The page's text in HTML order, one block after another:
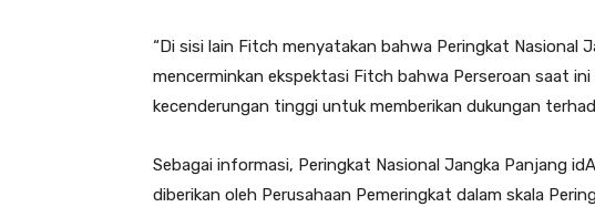
“Di sisi lain Fitch menyatakan bahwa Peringkat Nasional
mencerminkan ekspektasi Fitch bahwa Perseroan saat
kecenderungan tinggi untuk memberikan dukungan
Sebagai informasi, Peringkat Nasional Jangka Panjang
diberikan oleh Perusahaan Pemeringkat dalam skala